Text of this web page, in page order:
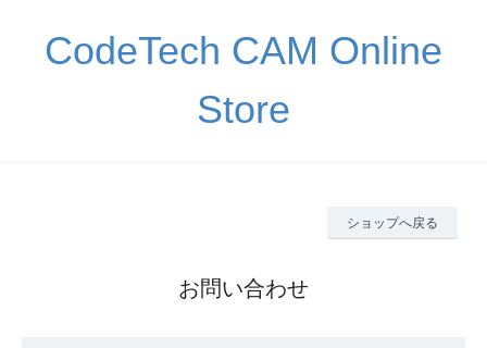
CodeTech CAM Online
Store
ショップへ戻る
お問い合わせ